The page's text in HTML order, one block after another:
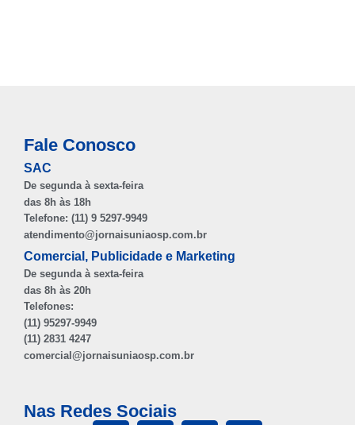
Fale Conosco
SAC
De segunda à sexta-feira
das 8h às 18h
Telefone: (11) 9 5297-9949
atendimento@jornaisuniaosp.com.br
Comercial, Publicidade e Marketing
De segunda à sexta-feira
das 8h às 20h
Telefones:
(11) 95297-9949
(11) 2831 4247
comercial@jornaisuniaosp.com.br
Nas Redes Sociais